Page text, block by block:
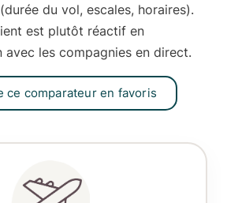
du vol, escales, horaires).
est plutôt réactif en
avec les compagnies en direct.
ce comparateur en favoris